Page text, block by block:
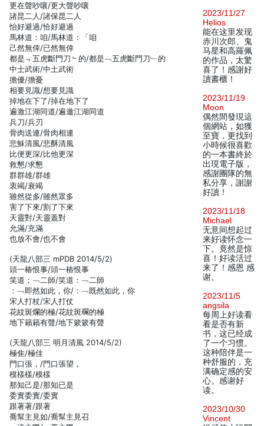
更在聲吵嚷/更大聲吵嚷
諸昆二人/諸保昆二人
怡好避過/恰好避過
馬林道：咱/馬林道：「咱
己然無倖/已然無倖
都是﹃五虎斷門刀﹄的/都是﹁五虎斷門刀﹂的
中士武術/中土武術
擔優/擔憂
相要見識/想要見識
掉地在下了/掉在地下了
遍激江湖同道/遍邀江湖同道
兵刀/兵刃
骨肉送連/骨肉相連
悲穌清風/悲酥清風
比便更深/比他更深
救懇/求懇
群群雄/群雄
衷竭/衰竭
雖然從多/雖然眾多
害了下來/割了下來
天靈對/天靈蓋對
允滿/充滿
也放不會/也不會
(天龍八部三 mPDB 2014/5/2)
頭一椿恨事/頭一樁恨事
笑道；﹁二師/笑道：﹁二師
：﹁即然如此，你/：﹁既然如此，你
宋人打杖/宋人打仗
花紋斑爛的極/花紋斑斕的極
地下籟籟有聲/地下簌簌有聲
(天龍八部三 明月清風 2014/5/2)
極隹/極佳
門口張，/門口張望，
模樣樣/模樣
那知己是/那知已是
委實委實/委實
跟著著/跟著
喬幫主見如/喬幫主見召
2023/11/27
Helios
能在这里发现
赤川次郎、鬼
马星和高羅佩
的作品，太驚
喜了！感謝好
讀書櫃！
2023/11/19
Moon
偶然間發現這
個網站，如獲
至寶，更找到
小時候很喜歡
的一本書終於
出現電子版，
感謝團隊的無
私分享，謝謝
好讀！
2023/11/18
Michael
无意间想起过
来好读怀念一
下。竟然是惊
喜！好读活过
来了！感恩 感
谢。
2023/11/5
angsila
每周上好读看
看是否有新
书，这已经成
了一个习惯。
这种陪伴是一
种舒服的，充
满确定感的安
心。感谢好
读。
2023/10/30
Vincent